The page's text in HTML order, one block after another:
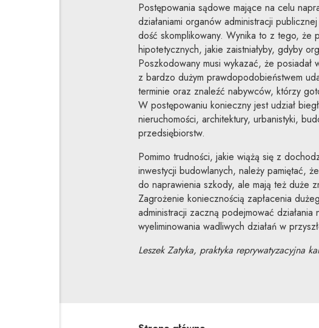
Postępowania sądowe mające na celu
działaniami organów administracji
dość skomplikowany. Wynika to z tego, że
hipotetycznych, jakie zaistniałyby, gdyby
Poszkodowany musi wykazać, że
z bardzo dużym prawdopodobieństwem
terminie oraz znaleźć nabywców, którzy
W postępowaniu konieczny jest udział
nieruchomości, architektury, urbanistyki,
przedsiębiorstw.
Pomimo trudności, jakie wiążą się z
inwestycji budowlanych, należy pamiętać,
do naprawienia szkody, ale mają też duże
Zagrożenie koniecznością zapłacenia
administracji zaczną podejmować
wyeliminowania wadliwych działań w
Leszek Zatyka, praktyka reprywatyzacyjna